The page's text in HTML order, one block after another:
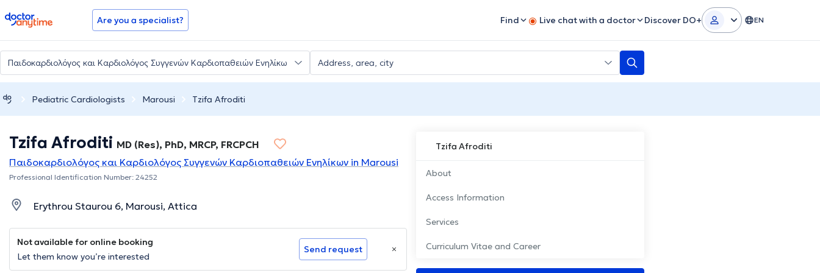
doctoranytime Are you a specialist? Find Live chat with a doctor Discover DO+ EN
Pediatric Cardiologists Marousi Tzifa Afroditi
Tzifa Afroditi
About
Access Information
Services
Curriculum Vitae and Career
Tzifa Afroditi MD (Res), PhD, MRCP, FRCPCH
Παιδοκαρδιολόγος και Καρδιολόγος Συγγενών Καρδιοπαθειών Ενηλίκων in Marousi
Professional Identification Number: 24252
Erythrou Staurou 6, Marousi, Attica
Not available for online booking
Let them know you’re interested
Send request